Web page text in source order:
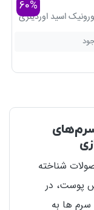
60%
اسید اوردینری
شناخته
پوست، در
سرم ها به